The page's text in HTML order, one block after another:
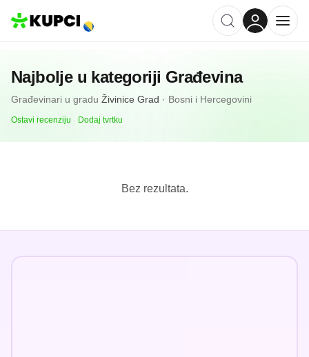
Najbolje u kategoriji Građevina
Građevinari u gradu Živinice Grad · Bosni i Hercegovini
Ostavi recenziju Dodaj tvrtku
Bez rezultata.